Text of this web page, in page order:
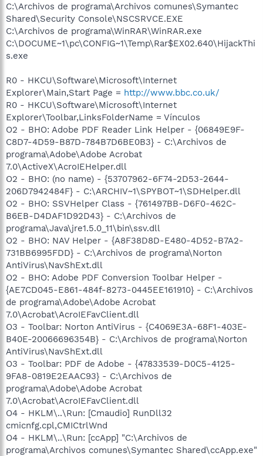
C:\Archivos de programa\Archivos comunes\Symantec
Shared\Security Console\NSCSRVCE.EXE
C:\Archivos de programa\WinRAR\WinRAR.exe
C:\DOCUME~1\pc\CONFIG~1\Temp\Rar$EX02.640\HijackThi
s.exe
R0 - HKCU\Software\Microsoft\Internet
Explorer\Main,Start Page = http://www.bbc.co.uk/
R0 - HKCU\Software\Microsoft\Internet
Explorer\Toolbar,LinksFolderName = Vínculos
O2 - BHO: Adobe PDF Reader Link Helper - {06849E9F-
C8D7-4D59-B87D-784B7D6BE0B3} - C:\Archivos de
programa\Adobe\Adobe Acrobat
7.0\ActiveX\AcroIEHelper.dll
O2 - BHO: (no name) - {53707962-6F74-2D53-2644-
206D7942484F} - C:\ARCHIV~1\SPYBOT~1\SDHelper.dll
O2 - BHO: SSVHelper Class - {761497BB-D6F0-462C-
B6EB-D4DAF1D92D43} - C:\Archivos de
programa\Java\jre1.5.0_11\bin\ssv.dll
O2 - BHO: NAV Helper - {A8F38D8D-E480-4D52-B7A2-
731BB6995FDD} - C:\Archivos de programa\Norton
AntiVirus\NavShExt.dll
O2 - BHO: Adobe PDF Conversion Toolbar Helper -
{AE7CD045-E861-484f-8273-0445EE161910} - C:\Archivos
de programa\Adobe\Adobe Acrobat
7.0\Acrobat\AcroIEFavClient.dll
O3 - Toolbar: Norton AntiVirus - {C4069E3A-68F1-403E-
B40E-20066696354B} - C:\Archivos de programa\Norton
AntiVirus\NavShExt.dll
O3 - Toolbar: PDF de Adobe - {47833539-D0C5-4125-
9FA8-0819E2EAAC93} - C:\Archivos de
programa\Adobe\Adobe Acrobat
7.0\Acrobat\AcroIEFavClient.dll
O4 - HKLM\..\Run: [Cmaudio] RunDll32
cmicnfg.cpl,CMICtrlWnd
O4 - HKLM\..\Run: [ccApp] "C:\Archivos de
programa\Archivos comunes\Symantec Shared\ccApp.exe"